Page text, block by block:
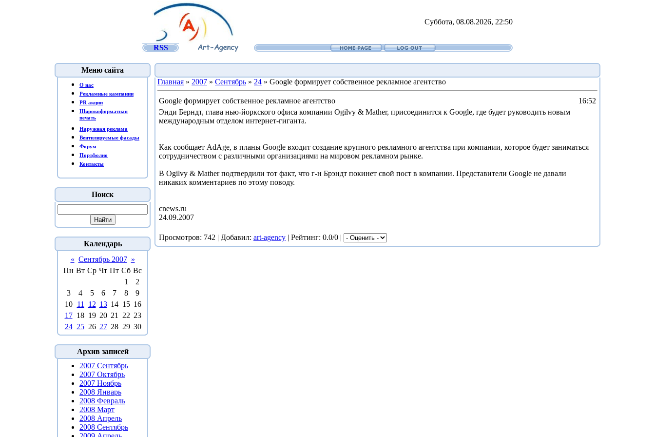
Суббота, 08.08.2026, 22:50
RSS
Меню сайта
O нас
Рекламные кампании
PR акции
Широкоформатная
печать
Наружная реклама
Вентилируемые фасады
Форум
Портфолио
Контакты
Поиск
Календарь
« Сентябрь 2007 »
Пн Вт Ср Чт Пт Сб Вс
1
2
3
4 5 6 7 8
9
10
11 12 13 14 15 16
17 18 19 20 21 22 23
24 25 26 27 28 29 30
Архив записей
2007 Сентябрь
2007 Октябрь
2007 Ноябрь
2008 Январь
2008 Февраль
2008 Март
2008 Апрель
2008 Сентябрь
Главная » 2007 » Сентябрь » 24 » Google формирует собственное рекламное агентство
Google формирует собственное рекламное агентство
16:52
Энди Берндт, глава нью-йоркского офиса компании Ogilvy & Mather, присоединится к Google, где будет руководить новым
международным отделом интернет-гиганта.
Как сообщает AdAge, в планы Google входит создание крупного рекламного агентства при компании, которое будет заниматься
сотрудничеством с различными организациями на мировом рекламном рынке.
В Ogilvy & Mather подтвердили тот факт, что г-н Брэндт покинет свой пост в компании. Представители Google не давали
никаких комментариев по этому поводу.
cnews.ru
24.09.2007
Просмотров: 742 | Добавил: art-agency | Рейтинг: 0.0/0 |